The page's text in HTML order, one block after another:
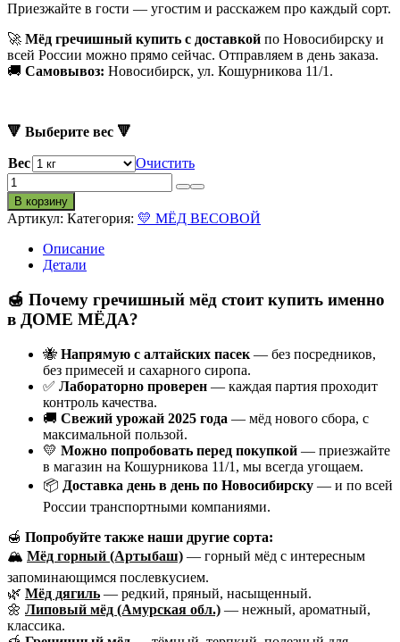
Приезжайте в гости — угостим и расскажем про каждый сорт.
🚀 Мёд гречишный купить с доставкой по Новосибирску и
всей России можно прямо сейчас. Отправляем в день заказа.
🚚 Самовывоз: Новосибирск, ул. Кошурникова 11/1.
🔻 Выберите вес 🔻
Вес
Очистить
Количество
товара
💛
МЁД
ГРЕЧИШНЫЙ
В корзину
Артикул: Категория: 💛 МЁД ВЕСОВОЙ
Описание
Детали
🍯 Почему гречишный мёд стоит купить именно
в ДОМЕ МЁДА?
🐝 Напрямую с алтайских пасек — без посредников,
без примесей и сахарного сиропа.
✅ Лабораторно проверен — каждая партия проходит
контроль качества.
🚚 Свежий урожай 2025 года — мёд нового сбора, с
максимальной пользой.
💛 Можно попробовать перед покупкой — приезжайте
в магазин на Кошурникова 11/1, мы всегда угощаем.
📦 Доставка день в день по Новосибирску — и по всей
России транспортными компаниями.
🍯 Попробуйте также наши другие сорта:
🏔️ Мёд горный (Артыбаш) — горный мёд с интересным
запоминающимся послевкусием.
🌿 Мёд дягиль — редкий, пряный, насыщенный.
🌼 Липовый мёд (Амурская обл.) — нежный, ароматный,
классика.